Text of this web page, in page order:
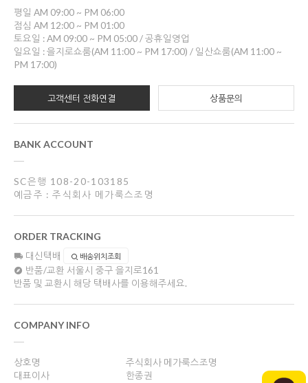
평일 AM 09:00 ~ PM 06:00
점심 AM 12:00 ~ PM 01:00
토요일 : AM 09:00 ~ PM 05:00 / 공휴일영업
일요일 : 을지로쇼룸(AM 11:00 ~ PM 17:00) / 일산쇼룸(AM 11:00 ~
PM 17:00)
고객센터 전화연결 상품문의
BANK ACCOUNT
SC은행 108-20-103185
예금주 : 주식회사 메가룩스조명
ORDER TRACKING
대신택배 배송위치조회
반품/교환 서울시 중구 을지로161
반품 및 교환시 해당 택배사를 이용해주세요.
COMPANY INFO
상호명
주식회사 메가룩스조명
대표이사
한종권